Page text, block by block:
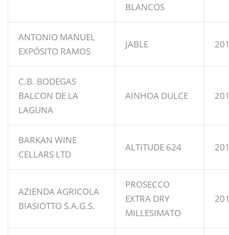
BLANCOS
ANTONIO MANUEL
EXPÓSITO RAMOS
JABLE
C.B. BODEGAS
BALCON DE LA
LAGUNA
AINHOA DULCE
BARKAN WINE
CELLARS LTD
ALTITUDE 624
AZIENDA AGRICOLA
BIASIOTTO S.A.G.S.
PROSECCO
EXTRA DRY
MILLESIMATO